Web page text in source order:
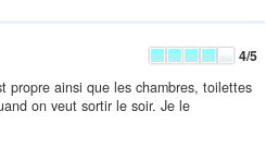
4/5
propre ainsi que les chambres, toilettes
on veut sortir le soir. Je le